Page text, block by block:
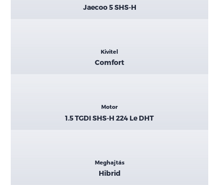
Jaecoo 5 SHS-H
Kivitel
Comfort
Motor
1.5 TGDI SHS-H 224 Le DHT
Meghajtás
Hibrid